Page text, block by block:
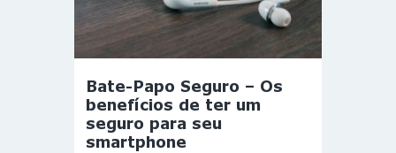
Bate-Papo Seguro – Os
benefícios de ter um
seguro para seu
smartphone